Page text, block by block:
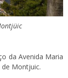
da Avenida Maria
Montjuic.